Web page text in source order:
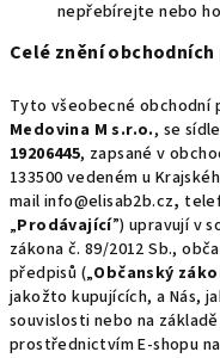
nepřebírejte nebo
Celé znění
Tyto všeobecné obchodní
Medovina M s.r.o., se
19206445, zapsané v
133500 vedeném u
mail info@elisab2b.cz,
„Prodávající”) upravují v
zákona č. 89/2012 Sb.,
předpisů („Občanský
jakožto kupujících, a Nás,
souvislosti nebo na
prostřednictvím E-shopu